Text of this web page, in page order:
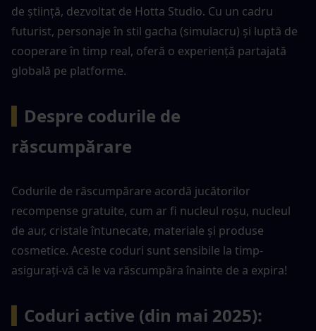
de știință, dezvoltat de Hotta Studio. Cu un cadru
futurist, personaje în stil gacha (simulacru) și luptă de
cooperare în timp real, oferă o experiență partajată
globală pe platforme.
Despre codurile de
răscumpărare
Codurile de răscumpărare acordă jucătorilor
recompense gratuite, cum ar fi nucleul roșu, nucleul
de aur, cristale întunecate, materiale și produse
cosmetice. Aceste coduri sunt sensibile la timp-
asigurați-vă că le va răscumpăra înainte de a expira!
Coduri active (din mai 2025):